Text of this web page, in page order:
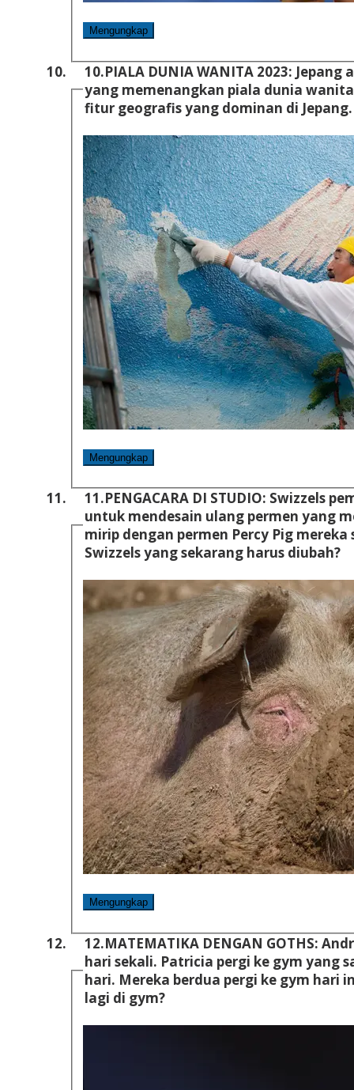
Mengungkap
10.PIALA DUNIA WANITA 2023:
yang memenangkan piala dunia wanita. Gunung Fuji adalah salah
Mengungkap
11.PENGACARA DI STUDIO: Swizzels
untuk mendesain ulang permen yang
mirip dengan permen Percy Pig mereka sendiri. Tapi apa
Swizzels yang sekarang harus diubah?
Mengungkap
12.MATEMATIKA DENGAN GOTHS:
hari sekali. Patricia pergi ke gym yang sama, tapi hanya sekali dalam 14
hari. Mereka berdua pergi ke gym hari ini. Kapan mereka akan bertemu
lagi di gym?